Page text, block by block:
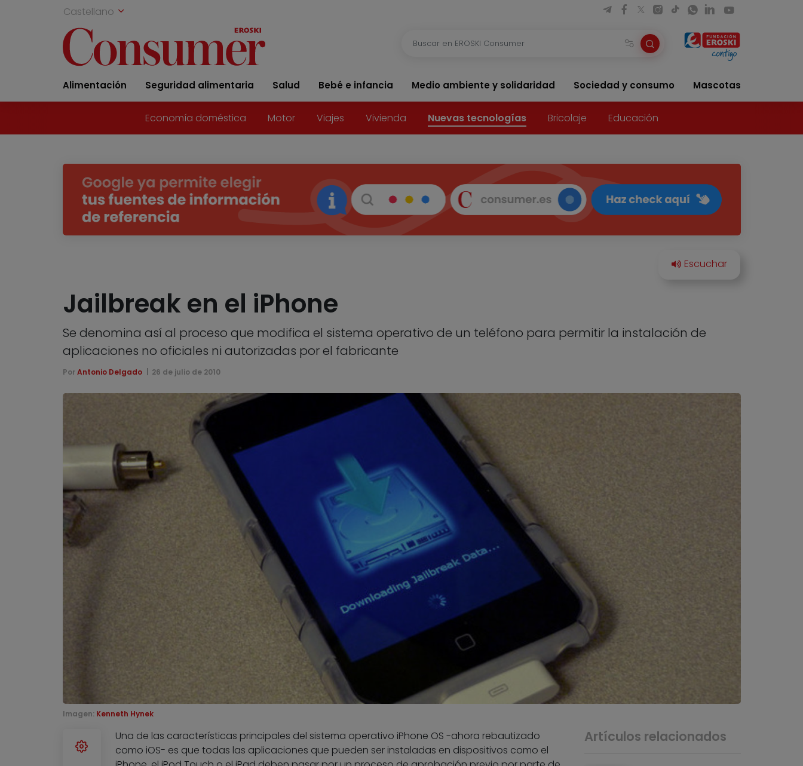
Castellano
Alimentación Seguridad alimentaria Salud Bebé e infancia Medio ambiente y solidaridad Sociedad y consumo Mascotas
Economía doméstica Motor Viajes Vivienda Nuevas tecnologías Bricolaje Educación
Jailbreak en el iPhone
Se denomina así al proceso que modifica el sistema operativo de un teléfono para permitir la instalación de
aplicaciones no oficiales ni autorizadas por el fabricante
Por Antonio Delgado 26 de julio de 2010
Imagen: Kenneth Hynek
Una de las características principales del sistema operativo iPhone OS -ahora rebautizado
como iOS- es que todas las aplicaciones que pueden ser instaladas en dispositivos como el
Artículos relacionados